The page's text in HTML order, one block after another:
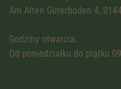
Am Alten Güterboden 4,
Godziny otwarcia:
Od poniedziałku do piątku